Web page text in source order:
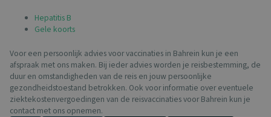
Hepatitis B
Gele koorts
Voor een persoonlijk advies voor vaccinaties in Bahrein kun je een
afspraak met ons maken. Bij ieder advies worden je reisbestemming, de
duur en omstandigheden van de reis en jouw persoonlijke
gezondheidstoestand betrokken. Ook voor informatie over eventuele
ziektekostenvergoedingen van de reisvaccinaties voor Bahrein kun je
contact met ons opnemen.